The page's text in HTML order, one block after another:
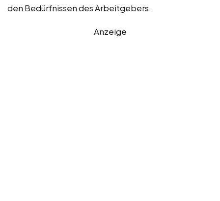
den Bedürfnissen des Arbeitgebers.
Anzeige